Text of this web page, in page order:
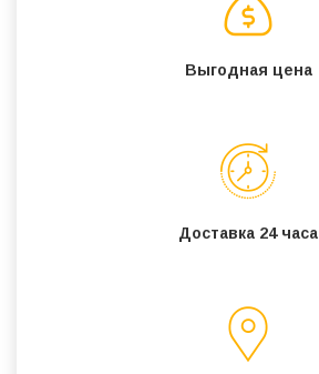
Выгодная цена
Доставка 24 часа